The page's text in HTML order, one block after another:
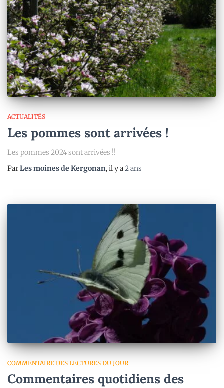
ACTUALITÉS
Les pommes sont arrivées !
Les pommes 2024 sont arrivées !!
ParLes moines de Kergonan, il y a2 ans
COMMENTAIRE DES LECTURES DU JOUR
Commentaires quotidiens des